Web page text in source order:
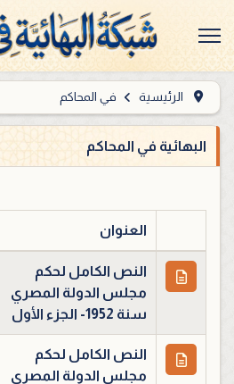
الرئيسية في المحاكم
البهائية في المحاكم
جدول المقالات
العنوان
النص الكامل لحكم
مجلس الدولة المصري
سنة 1952- الجزء الأول
النص الكامل لحكم
مجلس الدولة المصري